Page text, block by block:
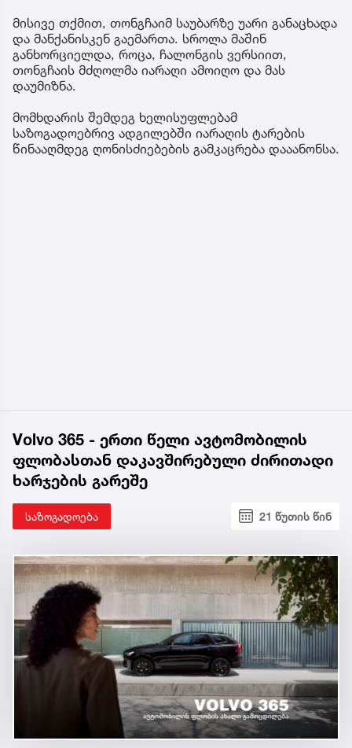
მისივე თქმით, თონგჩაიმ საუბარზე უარი განაცხადა
და მანქანისკენ გაემართა. სროლა მაშინ
განხორციელდა, როცა, ჩალონგის ვერსიით,
თონგჩაის მძღოლმა იარაღი ამოიღო და მას
დაუმიზნა.
მომხდარის შემდეგ ხელისუფლებამ
საზოგადოებრივ ადგილებში იარაღის ტარების
წინააღმდეგ ღონისძიებების გამკაცრება დააანონსა.
Volvo 365 - ერთი წელი ავტომობილის
ფლობასთან დაკავშირებული ძირითადი
ხარჯების გარეშე
საზოგადოება 21 წუთის წინ